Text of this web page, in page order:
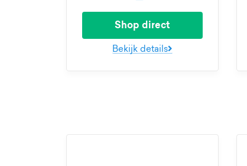
Shop direct
Bekijk details